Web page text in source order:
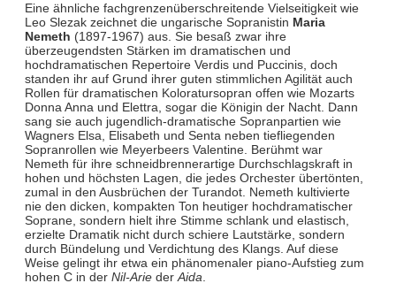
Eine ähnliche fachgrenzenüberschreitende Vielseitigkeit wie
Leo Slezak zeichnet die ungarische Sopranistin Maria
Nemeth (1897-1967) aus. Sie besaß zwar ihre
überzeugendsten Stärken im dramatischen und
hochdramatischen Repertoire Verdis und Puccinis, doch
standen ihr auf Grund ihrer guten stimmlichen Agilität auch
Rollen für dramatischen Koloratursopran offen wie Mozarts
Donna Anna und Elettra, sogar die Königin der Nacht. Dann
sang sie auch jugendlich-dramatische Sopranpartien wie
Wagners Elsa, Elisabeth und Senta neben tiefliegenden
Sopranrollen wie Meyerbeers Valentine. Berühmt war
Nemeth für ihre schneidbrennerartige Durchschlagskraft in
hohen und höchsten Lagen, die jedes Orchester übertönten,
zumal in den Ausbrüchen der Turandot. Nemeth kultivierte
nie den dicken, kompakten Ton heutiger hochdramatischer
Soprane, sondern hielt ihre Stimme schlank und elastisch,
erzielte Dramatik nicht durch schiere Lautstärke, sondern
durch Bündelung und Verdichtung des Klangs. Auf diese
Weise gelingt ihr etwa ein phänomenaler piano-Aufstieg zum
hohen C in der Nil-Arieder Aida